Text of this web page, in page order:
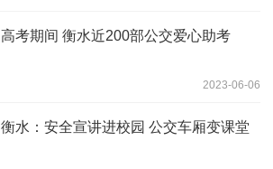
高考期间 衡水近200部公交爱心助考
2023-06-06
衡水：安全宣讲进校园 公交车厢变课堂